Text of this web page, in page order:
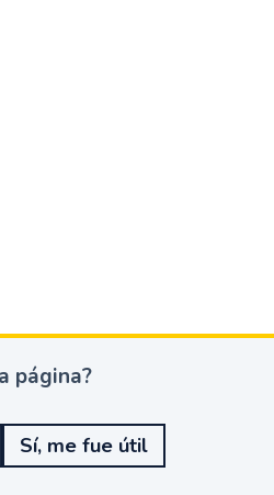
página?
Sí, me fue útil